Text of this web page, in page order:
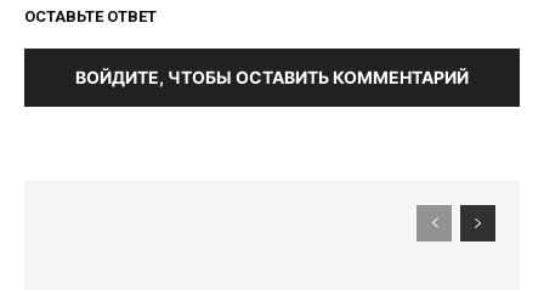
ОСТАВЬТЕ ОТВЕТ
ВОЙДИТЕ, ЧТОБЫ ОСТАВИТЬ КОММЕНТАРИЙ